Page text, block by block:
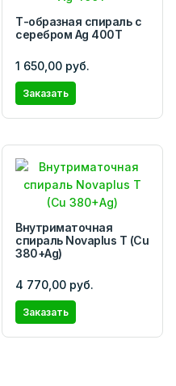
Т-образная спираль с
серебром Ag 400T
1 650,00 руб.
Заказать
Внутриматочная
спираль Novaplus T (Cu
380+Ag)
4 770,00 руб.
Заказать